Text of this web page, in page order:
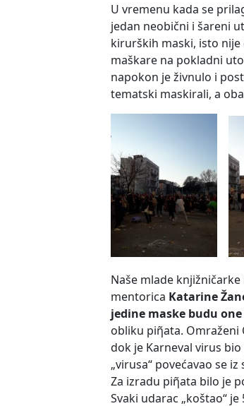
U vremenu kada se
jedan neobični i šareni
kirurških maski, isto
maškare na pokladni
napokon je živnulo i
tematski maskirali, a
Naše mlade
mentorica Katarine
jedine maske budu
obliku piῆata. Omraženi
dok je Karneval virus
„virusa“ povećavao se
Za izradu piῆata bilo je
Svaki udarac „koštao“